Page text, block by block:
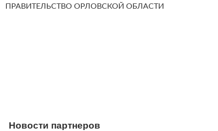
ПРАВИТЕЛЬСТВО ОРЛОВСКОЙ ОБЛАСТИ
Новости партнеров